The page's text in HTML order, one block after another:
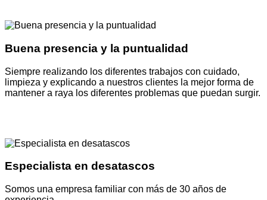
Buena presencia y la puntualidad
Siempre realizando los diferentes trabajos con cuidado,
limpieza y explicando a nuestros clientes la mejor forma de
mantener a raya los diferentes problemas que puedan surgir.
Especialista en desatascos
Somos una empresa familiar con más de 30 años de